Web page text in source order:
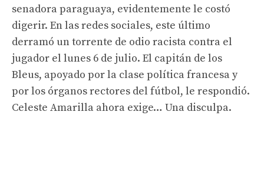
senadora paraguaya, evidentemente le costó
digerir. En las redes sociales, este último
derramó un torrente de odio racista contra el
jugador el lunes 6 de julio. El capitán de los
Bleus, apoyado por la clase política francesa y
por los órganos rectores del fútbol, ​​le respondió.
Celeste Amarilla ahora exige… Una disculpa.